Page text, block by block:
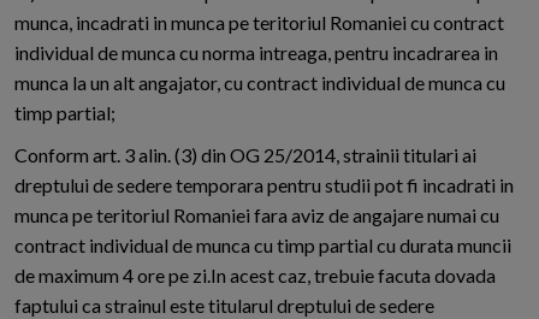
munca, incadrati in munca pe teritoriul Romaniei cu contract
individual de munca cu norma intreaga, pentru incadrarea in
munca la un alt angajator, cu contract individual de munca cu
timp partial;
Conform art. 3 alin. (3) din OG 25/2014, strainii titulari ai
dreptului de sedere temporara pentru studii pot fi incadrati in
munca pe teritoriul Romaniei fara aviz de angajare numai cu
contract individual de munca cu timp partial cu durata muncii
de maximum 4 ore pe zi.In acest caz, trebuie facuta dovada
faptului ca strainul este titularul dreptului de sedere